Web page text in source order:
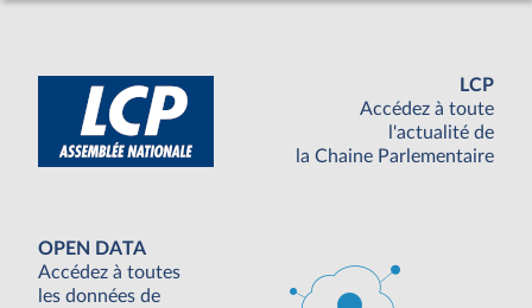
LCP
Accédez à toute
l'actualité de
la Chaine Parlementaire
OPEN DATA
Accédez à toutes
les données de